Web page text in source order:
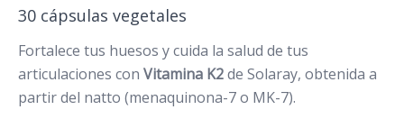
30 cápsulas vegetales
Fortalece tus huesos y cuida la salud de tus
articulaciones con Vitamina K2de Solaray, obtenida a
partir del natto (menaquinona-7 o MK-7).